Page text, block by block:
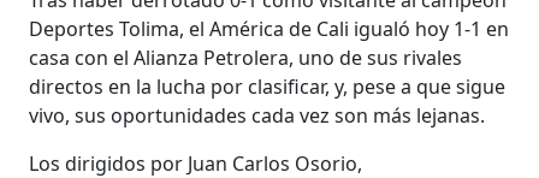
Deportes Tolima, el América de Cali igualó hoy 1-1 en
casa con el Alianza Petrolera, uno de sus rivales
directos en la lucha por clasificar, y, pese a que sigue
vivo, sus oportunidades cada vez son más lejanas.
Los dirigidos por Juan Carlos Osorio,